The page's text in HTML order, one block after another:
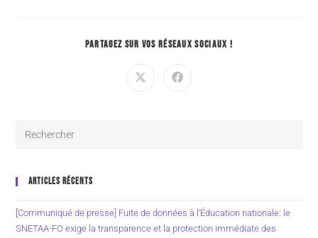
PARTAGEZ SUR VOS RÉSEAUX SOCIAUX !
ARTICLES RÉCENTS
[Communiqué de presse] Fuite de données à l’Éducation nationale: le
SNETAA-FO exige la transparence et la protection immédiate des